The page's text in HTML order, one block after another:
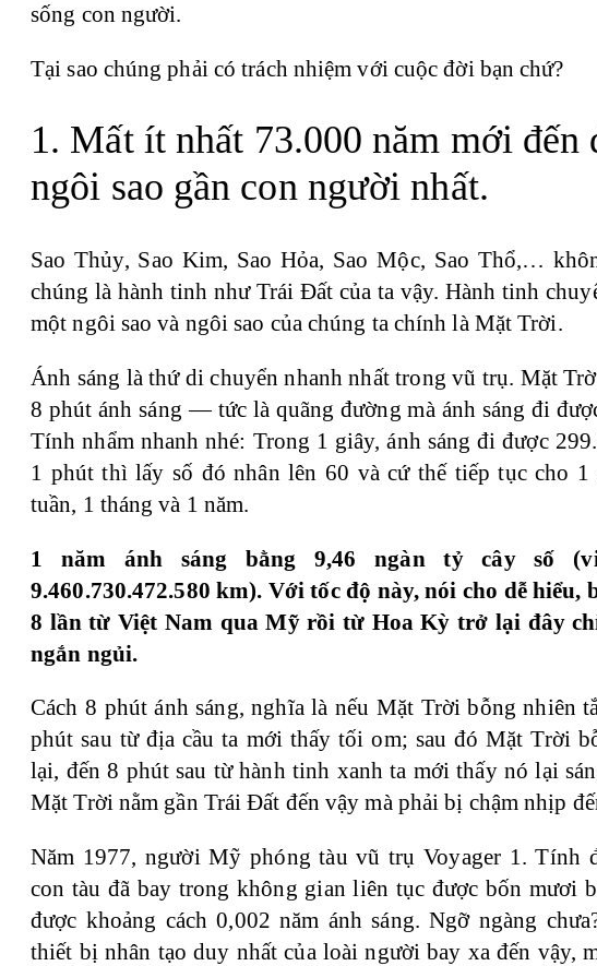
sống con người.
Tại sao chúng phải có trách nhiệm với cuộc đời bạn chứ?
1. Mất ít nhất 73.000 năm mới đến
ngôi sao gần con người nhất.
Sao Thủy, Sao Kim, Sao Hỏa, Sao Mộc, Sao Thổ,…
chúng là hành tinh như Trái Đất của ta vậy. Hành tinh
một ngôi sao và ngôi sao của chúng ta chính là Mặt Trời.
Ánh sáng là thứ di chuyển nhanh nhất trong vũ trụ. Mặt
8 phút ánh sáng — tức là quãng đường mà ánh sáng đi
Tính nhẩm nhanh nhé: Trong 1 giây, ánh sáng đi được
1 phút thì lấy số đó nhân lên 60 và cứ thế tiếp tục cho 1
tuần, 1 tháng và 1 năm.
1 năm ánh sáng bằng 9,46 ngàn tỷ cây số
9.460.730.472.580 km). Với tốc độ này, nói cho dễ hiểu,
8 lần từ Việt Nam qua Mỹ rồi từ Hoa Kỳ trở lại đây
ngắn ngủi.
Cách 8 phút ánh sáng, nghĩa là nếu Mặt Trời bỗng nhiên
phút sau từ địa cầu ta mới thấy tối om; sau đó Mặt Trời
lại, đến 8 phút sau từ hành tinh xanh ta mới thấy nó lại
Mặt Trời nằm gần Trái Đất đến vậy mà phải bị chậm nhịp
Năm 1977, người Mỹ phóng tàu vũ trụ Voyager 1. Tính
con tàu đã bay trong không gian liên tục được bốn mươi
được khoảng cách 0,002 năm ánh sáng. Ngỡ ngàng
thiết bị nhân tạo duy nhất của loài người bay xa đến vậy,